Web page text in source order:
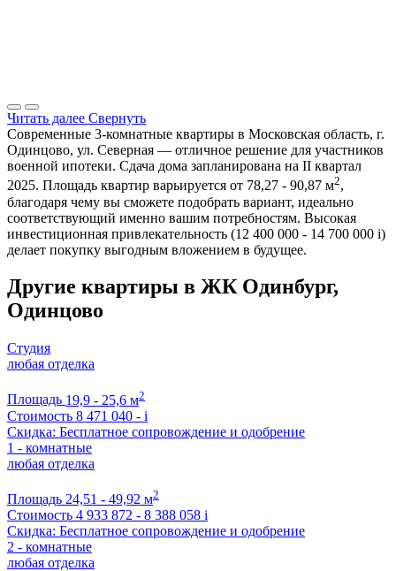
Читать далее Свернуть
Современные 3-комнатные квартиры в Московская область, г.
Одинцово, ул. Северная — отличное решение для участников
военной ипотеки. Сдача дома запланирована на II квартал
2025. Площадь квартир варьируется от 78,27 - 90,87 м2,
благодаря чему вы сможете подобрать вариант, идеально
соответствующий именно вашим потребностям. Высокая
инвестиционная привлекательность (12 400 000 - 14 700 000 i)
делает покупку выгодным вложением в будущее.
Другие квартиры в ЖК Одинбург,
Одинцово
Студия
любая отделка
Площадь 19,9 - 25,6 м2
Стоимость 8 471 040 - i
Скидка: Бесплатное сопровождение и одобрение
1 - комнатные
любая отделка
Площадь 24,51 - 49,92 м2
Стоимость 4 933 872 - 8 388 058 i
Скидка: Бесплатное сопровождение и одобрение
2 - комнатные
любая отделка